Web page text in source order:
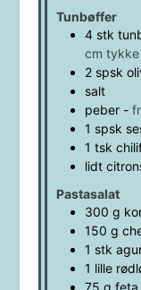
Tunbøffer
4 stk
cm tykke
2 spsk
salt
peber-
1 spsk
1 tsk
lidt
Pastasalat
300 g
150 g
1 stk
1 lille
75 g feta